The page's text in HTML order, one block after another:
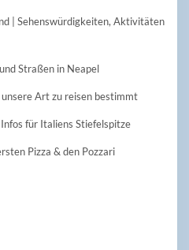
| Sehenswürdigkeiten, Aktivitäten
Straßen in Neapel
Art zu reisen bestimmt
für Italiens Stiefelspitze
Pizza & den Pozzari